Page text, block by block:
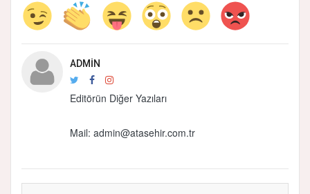
ADMIN
Editörün Diğer Yazıları
Mail: admin@atasehir.com.tr